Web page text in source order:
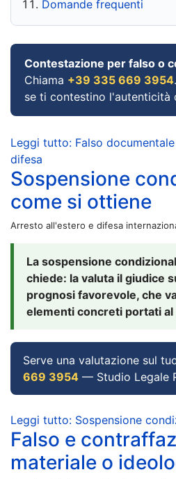
Domande frequenti
Contestazione per falso o
Chiama +39 335 669 3954
se ti contestino l'autenticità
Leggi tutto: Falso
difesa
Sospensione
come si ottiene
Arresto all'estero e difesa
La sospensione
chiede: la valuta il giudice
prognosi favorevole, che
elementi concreti portati
Serve una valutazione sul
669 3954 — Studio Legale
Leggi tutto: Sospensione
Falso e
materiale o